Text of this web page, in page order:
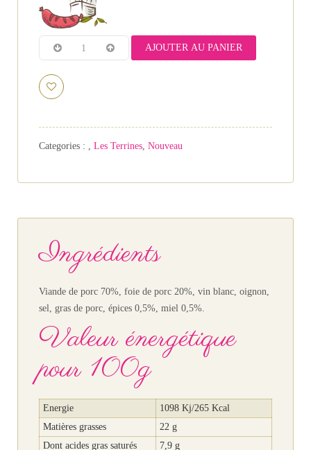
AJOUTER AU PANIER
Categories : , Les Terrines, Nouveau
Ingrédients
Viande de porc 70%, foie de porc 20%, vin blanc, oignon,
sel, gras de porc, épices 0,5%, miel 0,5%.
Valeur énergétique
pour 100g
Energie
1098 Kj/265 Kcal
Matières grasses
22 g
Dont acides gras saturés
7,9 g